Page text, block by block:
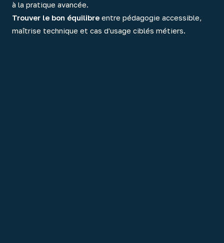
à la pratique avancée.
Trouver le bon équilibre entre pédagogie accessible,
maîtrise technique et cas d'usage ciblés métiers.